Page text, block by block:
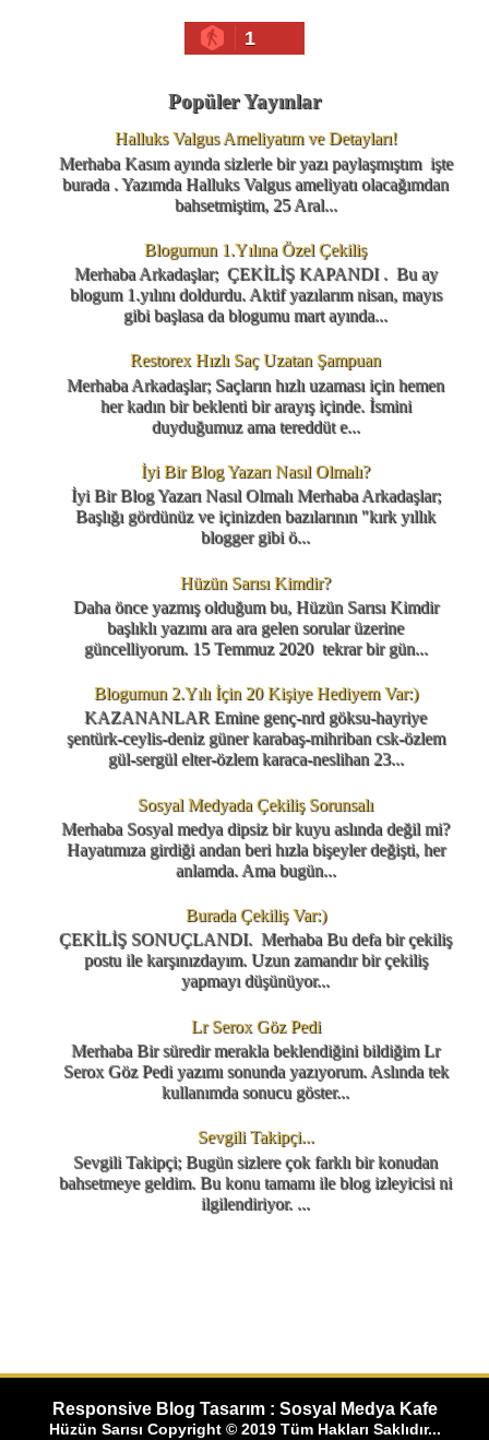
1
Popüler Yayınlar
Halluks Valgus Ameliyatım ve Detayları!
Merhaba Kasım ayında sizlerle bir yazı paylaşmıştım işte
burada . Yazımda Halluks Valgus ameliyatı olacağımdan
bahsetmiştim, 25 Aral...
Blogumun 1.Yılına Özel Çekiliş
Merhaba Arkadaşlar; ÇEKİLİŞ KAPANDI . Bu ay
blogum 1.yılını doldurdu. Aktif yazılarım nisan, mayıs
gibi başlasa da blogumu mart ayında...
Restorex Hızlı Saç Uzatan Şampuan
Merhaba Arkadaşlar; Saçların hızlı uzaması için hemen
her kadın bir beklenti bir arayış içinde. İsmini
duyduğumuz ama tereddüt e...
İyi Bir Blog Yazarı Nasıl Olmalı?
İyi Bir Blog Yazarı Nasıl Olmalı Merhaba Arkadaşlar;
Başlığı gördünüz ve içinizden bazılarının "kırk yıllık
blogger gibi ö...
Hüzün Sarısı Kimdir?
Daha önce yazmış olduğum bu, Hüzün Sarısı Kimdir
başlıklı yazımı ara ara gelen sorular üzerine
güncelliyorum. 15 Temmuz 2020 tekrar bir gün...
Blogumun 2.Yılı İçin 20 Kişiye Hediyem Var:)
KAZANANLAR Emine genç-nrd göksu-hayriye
şentürk-ceylis-deniz güner karabaş-mihriban csk-özlem
gül-sergül elter-özlem karaca-neslihan 23...
Sosyal Medyada Çekiliş Sorunsalı
Merhaba Sosyal medya dipsiz bir kuyu aslında değil mi?
Hayatımıza girdiği andan beri hızla bişeyler değişti, her
anlamda. Ama bugün...
Burada Çekiliş Var:)
ÇEKİLİŞ SONUÇLANDI. Merhaba Bu defa bir çekiliş
postu ile karşınızdayım. Uzun zamandır bir çekiliş
yapmayı düşünüyor...
Lr Serox Göz Pedi
Merhaba Bir süredir merakla beklendiğini bildiğim Lr
Serox Göz Pedi yazımı sonunda yazıyorum. Aslında tek
kullanımda sonucu göster...
Sevgili Takipçi...
Sevgili Takipçi; Bugün sizlere çok farklı bir konudan
bahsetmeye geldim. Bu konu tamamı ile blog izleyicisi ni
ilgilendiriyor. ...
Responsive Blog Tasarım : Sosyal Medya Kafe
Hüzün Sarısı Copyright © 2019 Tüm Hakları Saklıdır...